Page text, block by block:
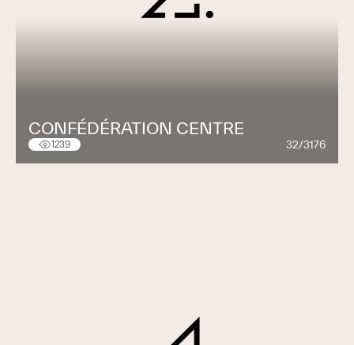
CONFÉDÉRATION CENTRE
1239 32/3176